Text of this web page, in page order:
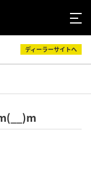
ディーラーサイトへ